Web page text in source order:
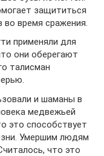
защититься
во время сражения.
применяли для
они оберегают
талисман
и шаманы в
медвежьей
это способствует
Умершим людям
что это